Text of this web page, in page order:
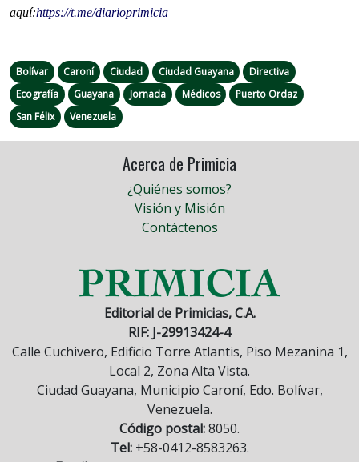
aquí:https://t.me/diarioprimicia
Bolívar Caroní Ciudad Ciudad Guayana
Directiva
Ecografía
Guayana Jornada Médicos
Puerto Ordaz
San Félix
Venezuela
Acerca de Primicia
¿Quiénes somos?
Visión y Misión
Contáctenos
Editorial de Primicias, C.A.
RIF: J-29913424-4
Calle Cuchivero, Edificio Torre Atlantis, Piso Mezanina 1,
Local 2, Zona Alta Vista.
Ciudad Guayana, Municipio Caroní, Edo. Bolívar,
Venezuela.
Código postal:8050.
Tel:+58-0412-8583263.